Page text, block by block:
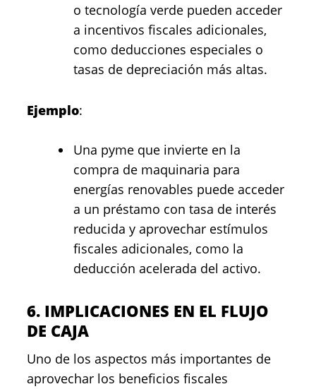
o tecnología verde pueden acceder
a incentivos fiscales adicionales,
como deducciones especiales o
tasas de depreciación más altas.
Ejemplo:
Una pyme que invierte en la
compra de maquinaria para
energías renovables puede acceder
a un préstamo con tasa de interés
reducida y aprovechar estímulos
fiscales adicionales, como la
deducción acelerada del activo.
6. IMPLICACIONES EN EL FLUJO
DE CAJA
Uno de los aspectos más importantes de
aprovechar los beneficios fiscales